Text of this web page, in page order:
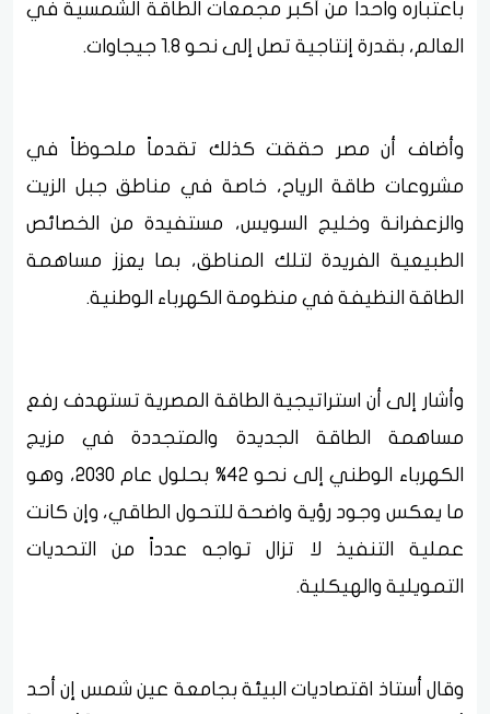
باعتباره واحداً من أكبر مجمعات الطاقة الشمسية في
العالم، بقدرة إنتاجية تصل إلى نحو 1.8 جيجاوات.
وأضاف أن مصر حققت كذلك تقدماً ملحوظاً في
مشروعات طاقة الرياح، خاصة في مناطق جبل الزيت
والزعفرانة وخليج السويس، مستفيدة من الخصائص
الطبيعية الفريدة لتلك المناطق، بما يعزز مساهمة
الطاقة النظيفة في منظومة الكهرباء الوطنية.
وأشار إلى أن استراتيجية الطاقة المصرية تستهدف رفع
مساهمة الطاقة الجديدة والمتجددة في مزيج
الكهرباء الوطني إلى نحو 42% بحلول عام 2030، وهو
ما يعكس وجود رؤية واضحة للتحول الطاقي، وإن كانت
عملية التنفيذ لا تزال تواجه عدداً من التحديات
التمويلية والهيكلية.
وقال أستاذ اقتصاديات البيئة بجامعة عين شمس إن أحد